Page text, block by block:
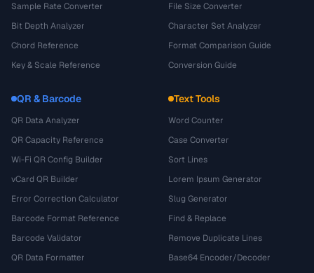
Sample Rate Converter
Bit Depth Analyzer
Chord Reference
Key & Scale Reference
File Size Converter
Character Set Analyzer
Format Comparison Guide
Conversion Guide
QR & Barcode
QR Data Analyzer
QR Capacity Reference
Wi-Fi QR Config Builder
vCard QR Builder
Error Correction Calculator
Barcode Format Reference
Barcode Validator
QR Data Formatter
Text Tools
Word Counter
Case Converter
Sort Lines
Lorem Ipsum Generator
Slug Generator
Find & Replace
Remove Duplicate Lines
Base64 Encoder/Decoder